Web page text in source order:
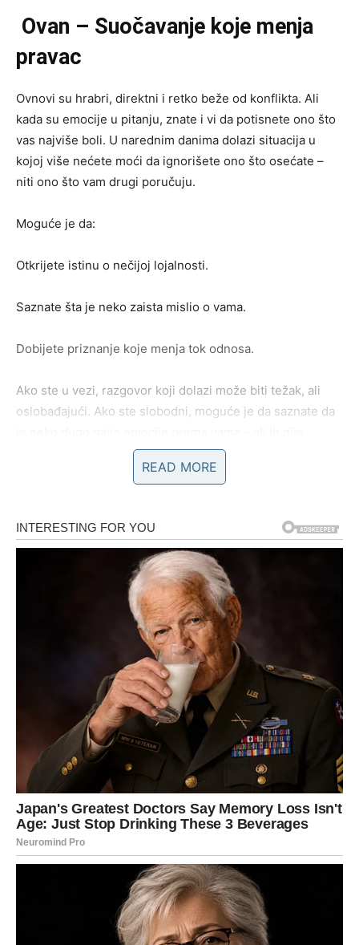
Ovan – Suočavanje koje menja
pravac
Ovnovi su hrabri, direktni i retko beže od konflikta. Ali
kada su emocije u pitanju, znate i vi da potisnete ono što
vas najviše boli. U narednim danima dolazi situacija u
kojoj više nećete moći da ignorišete ono što osećate –
niti ono što vam drugi poručuju.
Moguće je da:
Otkrijete istinu o nečijoj lojalnosti.
Saznate šta je neko zaista mislio o vama.
Dobijete priznanje koje menja tok odnosa.
Ako ste u vezi, razgovor koji dolazi može biti težak, ali
oslobađajući. Ako ste slobodni, moguće je da saznate da
reagovati impulsivno – vaša snaga je u dostojanstvu.
Ovo je trenutak kada učite da istina, čak i kada boli,
A jasnoća vam daje pravac.
Bik – Rušenje lažne sigurnosti
Bikovi vole stabilnost. Vi se držite onoga što je
provereno, poznato i sigurno. Ali sada dolazi period kada
shvatate da nešto što ste smatrali sigurnim možda nije
bilo iskreno.
Istina može izaći na videlo kroz:
Razgovor o poverenju u vezi.
Finansijsku situaciju koja nije bila transparentna.
Porodičnu tajnu ili staru priču koja se ponovo otvara.
READ MORE